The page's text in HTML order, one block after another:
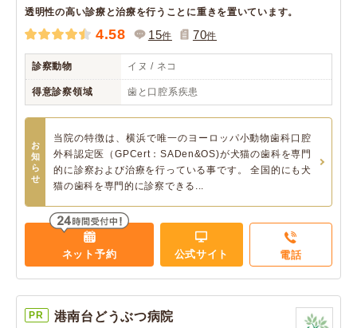
透明性の高い診療と治療を行うことに重きを置いています。
4.58 15件 70件
診察動物 イヌ / ネコ
得意診察領域 歯と口腔系疾患
お
知
ら
せ
当院の特徴は、横浜で唯一のヨーロッパ小動物歯科口腔
外科認定医（GPCert：SADen&OS)が犬猫の歯科を専門
的に診察および治療を行っている事です。 全国的にも犬
猫の歯科を専門的に診察できる...
ネット予約 公式サイト 電話
PR 港南台どうぶつ病院